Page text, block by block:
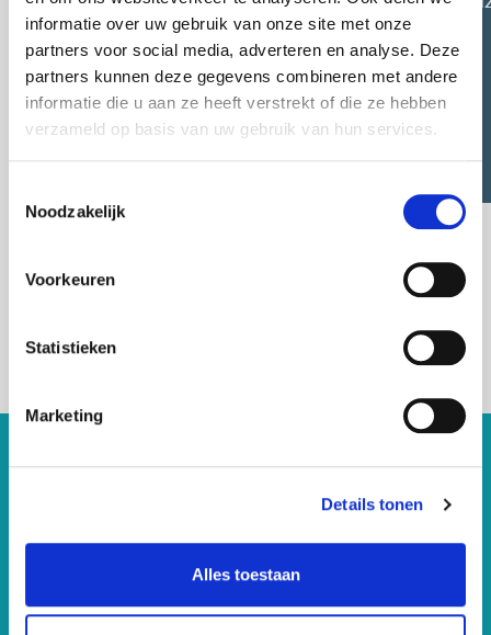
informatie over uw gebruik van onze site met onze
partners voor social media, adverteren en analyse. Deze
partners kunnen deze gegevens combineren met andere
informatie die u aan ze heeft verstrekt of die ze hebben
verzameld op basis van uw gebruik van hun services.
Noodzakelijk
Voorkeuren
Statistieken
Marketing
Details tonen
Alles toestaan
AANKOMENDE EVENTS.